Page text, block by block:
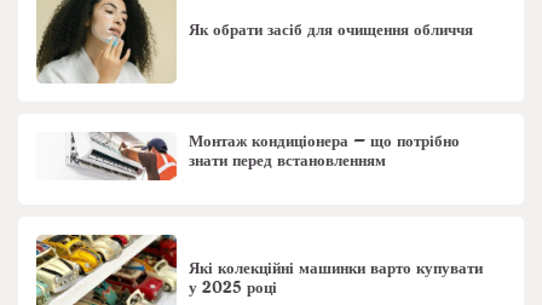
Як обрати засіб для очищення обличчя
Монтаж кондиціонера – що потрібно
знати перед встановленням
Які колекційні машинки варто купувати
у 2025 році